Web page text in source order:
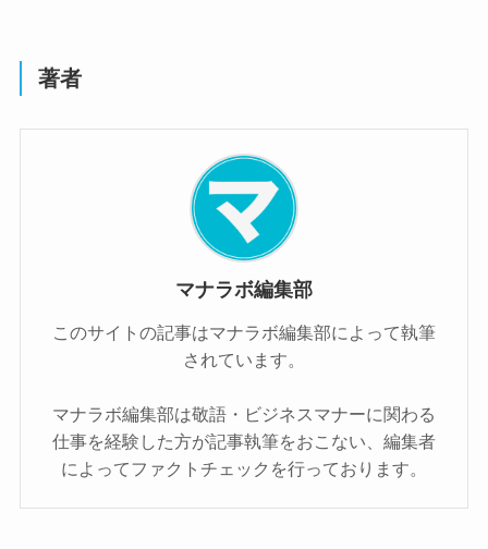
著者
マナラボ編集部
このサイトの記事はマナラボ編集部によって執筆
されています。
マナラボ編集部は敬語・ビジネスマナーに関わる
仕事を経験した方が記事執筆をおこない、編集者
によってファクトチェックを行っております。